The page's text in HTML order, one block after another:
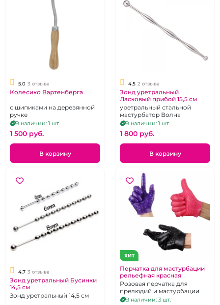
5.0 3 отзыва
Колесико Вартенберга
с шипиками на деревянной
ручке
В наличии: 1 шт.
1 500 pуб.
В корзину
4.5 2 отзыва
Зонд уретральный
Ласковый прибой 15,5 см
уретральный стальной
мастурбатор Волна
В наличии: 1 шт.
1 800 pуб.
В корзину
4.7 3 отзыва
Зонд уретральный Бусинки
14,5 см
Зонд уретральный 14,5 см
ХИТ
Перчатка для мастурбации
рельефная красная
Розовая перчатка для
прелюдий и мастурбации
В наличии: 3 шт.